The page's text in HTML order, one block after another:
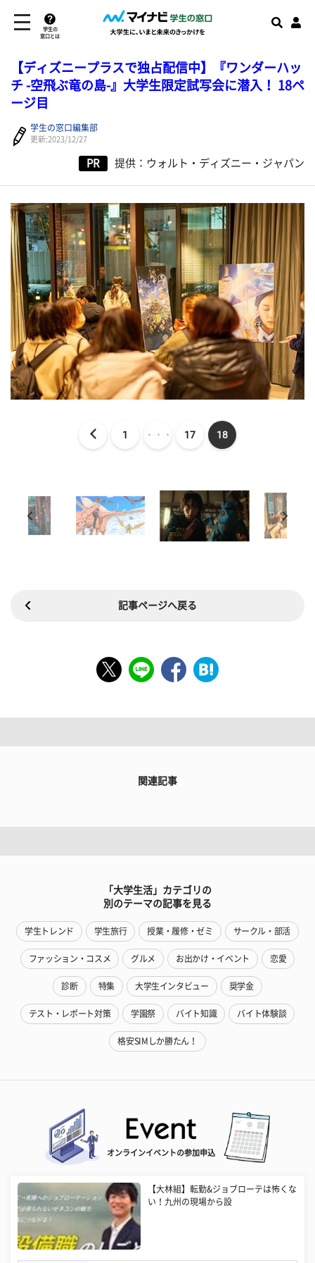
学生の
窓口とは
【ディズニープラスで独占配信中】『ワンダーハッ
チ -空飛ぶ竜の島-』大学生限定試写会に潜入！ 18ペ
ージ目
学生の窓口編集部
更新:2023/12/27
PR 提供：ウォルト・ディズニー・ジャパン
1 ・・・ 17 18
記事ページへ戻る
関連記事
「大学生活」カテゴリの
別のテーマの記事を見る
学生トレンド 学生旅行 授業・履修・ゼミ サークル・部活
ファッション・コスメ グルメ お出かけ・イベント 恋愛
診断 特集 大学生インタビュー 奨学金
テスト・レポート対策 学園祭 バイト知識 バイト体験談
格安SIMしか勝たん！
オンラインイベントの参加申込
【大林組】転勤&ジョブローテは怖くな
い！九州の現場から設